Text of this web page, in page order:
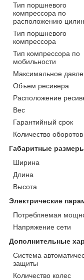
Тип поршневого
компрессора по
расположению
Тип поршневого
компрессора
Тип компрессора по
мобильности
Максимальное
Объем ресивера
Расположение
Вес
Гарантийный срок
Количество оборотов
Габаритные
Ширина
Длина
Высота
Электрические
Потребляемая
Напряжение сети
Дополнительные
Система
защиты
Количество колес